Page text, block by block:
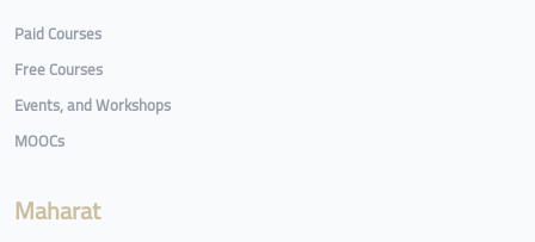
Paid Courses
Free Courses
Events, and Workshops
MOOCs
Maharat